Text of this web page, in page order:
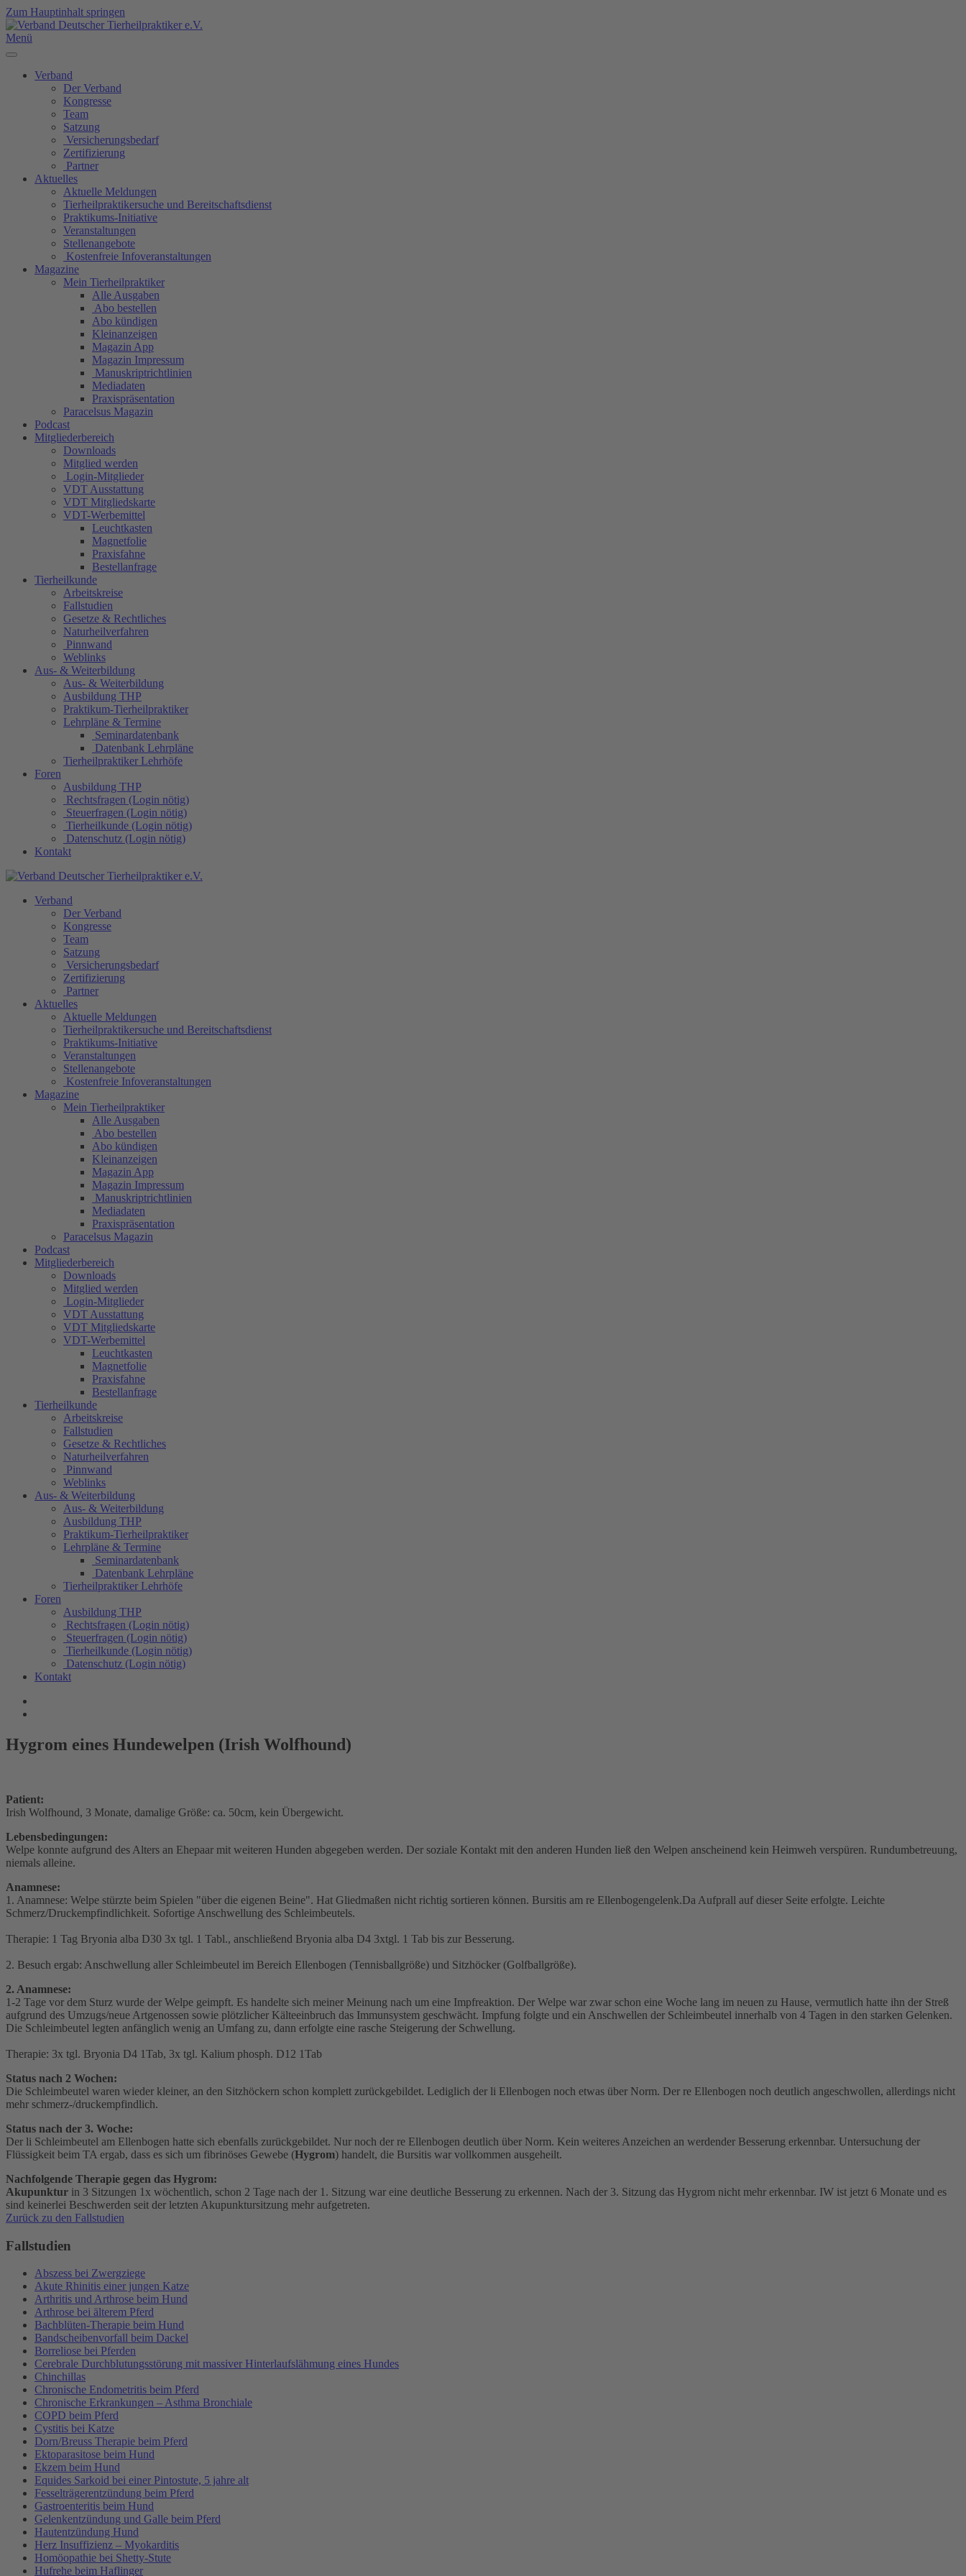
Zum Hauptinhalt springen
Menü
Verband
Der Verband
Kongresse
Team
Satzung
Versicherungsbedarf
Zertifizierung
Partner
Aktuelles
Aktuelle Meldungen
Tierheilpraktikersuche und Bereitschaftsdienst
Praktikums-Initiative
Veranstaltungen
Stellenangebote
Kostenfreie Infoveranstaltungen
Magazine
Mein Tierheilpraktiker
Alle Ausgaben
Abo bestellen
Abo kündigen
Kleinanzeigen
Magazin App
Magazin Impressum
Manuskriptrichtlinien
Mediadaten
Praxispräsentation
Paracelsus Magazin
Podcast
Mitgliederbereich
Downloads
Mitglied werden
Login-Mitglieder
VDT Ausstattung
VDT Mitgliedskarte
VDT-Werbemittel
Leuchtkasten
Magnetfolie
Praxisfahne
Bestellanfrage
Tierheilkunde
Arbeitskreise
Fallstudien
Gesetze & Rechtliches
Naturheilverfahren
Pinnwand
Weblinks
Aus- & Weiterbildung
Aus- & Weiterbildung
Ausbildung THP
Praktikum-Tierheilpraktiker
Lehrpläne & Termine
Seminardatenbank
Datenbank Lehrpläne
Tierheilpraktiker Lehrhöfe
Foren
Ausbildung THP
Rechtsfragen (Login nötig)
Steuerfragen (Login nötig)
Tierheilkunde (Login nötig)
Datenschutz (Login nötig)
Kontakt
Verband
Der Verband
Kongresse
Team
Satzung
Versicherungsbedarf
Zertifizierung
Partner
Aktuelles
Aktuelle Meldungen
Tierheilpraktikersuche und Bereitschaftsdienst
Praktikums-Initiative
Veranstaltungen
Stellenangebote
Kostenfreie Infoveranstaltungen
Magazine
Mein Tierheilpraktiker
Alle Ausgaben
Abo bestellen
Abo kündigen
Kleinanzeigen
Magazin App
Magazin Impressum
Manuskriptrichtlinien
Mediadaten
Praxispräsentation
Paracelsus Magazin
Podcast
Mitgliederbereich
Downloads
Mitglied werden
Login-Mitglieder
VDT Ausstattung
VDT Mitgliedskarte
VDT-Werbemittel
Leuchtkasten
Magnetfolie
Praxisfahne
Bestellanfrage
Tierheilkunde
Arbeitskreise
Fallstudien
Gesetze & Rechtliches
Naturheilverfahren
Pinnwand
Weblinks
Aus- & Weiterbildung
Aus- & Weiterbildung
Ausbildung THP
Praktikum-Tierheilpraktiker
Lehrpläne & Termine
Seminardatenbank
Datenbank Lehrpläne
Tierheilpraktiker Lehrhöfe
Foren
Ausbildung THP
Rechtsfragen (Login nötig)
Steuerfragen (Login nötig)
Tierheilkunde (Login nötig)
Datenschutz (Login nötig)
Kontakt
Hygrom eines Hundewelpen (Irish Wolfhound)
Patient:
Irish Wolfhound, 3 Monate, damalige Größe: ca. 50cm, kein Übergewicht.
Lebensbedingungen:
Welpe konnte aufgrund des Alters an Ehepaar mit weiteren Hunden abgegeben werden. Der soziale Kontakt mit den anderen Hunden ließ den Welpen anscheinend kein Heimweh verspüren. Rundumbetreuung,
niemals alleine.
Anamnese:
1. Anamnese: Welpe stürzte beim Spielen "über die eigenen Beine". Hat Gliedmaßen nicht richtig sortieren können. Bursitis am re Ellenbogengelenk.Da Aufprall auf dieser Seite erfolgte. Leichte
Schmerz/Druckempfindlichkeit. Sofortige Anschwellung des Schleimbeutels.
Therapie: 1 Tag Bryonia alba D30 3x tgl. 1 Tabl., anschließend Bryonia alba D4 3xtgl. 1 Tab bis zur Besserung.
2. Besuch ergab: Anschwellung aller Schleimbeutel im Bereich Ellenbogen (Tennisballgröße) und Sitzhöcker (Golfballgröße).
2. Anamnese:
1-2 Tage vor dem Sturz wurde der Welpe geimpft. Es handelte sich meiner Meinung nach um eine Impfreaktion. Der Welpe war zwar schon eine Woche lang im neuen zu Hause, vermutlich hatte ihn der Streß
aufgrund des Umzugs/neue Artgenossen sowie plötzlicher Kälteeinbruch das Immunsystem geschwächt. Impfung folgte und ein Anschwellen der Schleimbeutel innerhalb von 4 Tagen in den starken Gelenken.
Die Schleimbeutel legten anfänglich wenig an Umfang zu, dann erfolgte eine rasche Steigerung der Schwellung.
Therapie: 3x tgl. Bryonia D4 1Tab, 3x tgl. Kalium phosph. D12 1Tab
Status nach 2 Wochen:
Die Schleimbeutel waren wieder kleiner, an den Sitzhöckern schon komplett zurückgebildet. Lediglich der li Ellenbogen noch etwas über Norm. Der re Ellenbogen noch deutlich angeschwollen, allerdings nicht
mehr schmerz-/druckempfindlich.
Status nach der 3. Woche:
Der li Schleimbeutel am Ellenbogen hatte sich ebenfalls zurückgebildet. Nur noch der re Ellenbogen deutlich über Norm. Kein weiteres Anzeichen an werdender Besserung erkennbar. Untersuchung der
Flüssigkeit beim TA ergab, dass es sich um fibrinöses Gewebe (Hygrom) handelt, die Bursitis war vollkommen ausgeheilt.
Nachfolgende Therapie gegen das Hygrom:
Akupunktur in 3 Sitzungen 1x wöchentlich, schon 2 Tage nach der 1. Sitzung war eine deutliche Besserung zu erkennen. Nach der 3. Sitzung das Hygrom nicht mehr erkennbar. IW ist jetzt 6 Monate und es
sind keinerlei Beschwerden seit der letzten Akupunktursitzung mehr aufgetreten.
Zurück zu den Fallstudien
Fallstudien
Abszess bei Zwergziege
Akute Rhinitis einer jungen Katze
Arthritis und Arthrose beim Hund
Arthrose bei älterem Pferd
Bachblüten-Therapie beim Hund
Bandscheibenvorfall beim Dackel
Borreliose bei Pferden
Cerebrale Durchblutungsstörung mit massiver Hinterlaufslähmung eines Hundes
Chinchillas
Chronische Endometritis beim Pferd
Chronische Erkrankungen – Asthma Bronchiale
COPD beim Pferd
Cystitis bei Katze
Dorn/Breuss Therapie beim Pferd
Ektoparasitose beim Hund
Ekzem beim Hund
Equides Sarkoid bei einer Pintostute, 5 jahre alt
Fesselträgerentzündung beim Pferd
Gastroenteritis beim Hund
Gelenkentzündung und Galle beim Pferd
Hautentzündung Hund
Herz Insuffizienz – Myokarditis
Homöopathie bei Shetty-Stute
Hufrehe beim Haflinger